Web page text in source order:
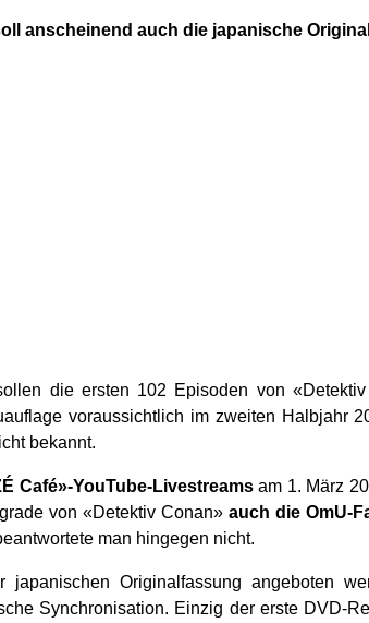
anscheinend auch die japanische
die ersten 102 Episoden von
voraussichtlich im zweiten Halbjahr
bekannt.
Café»-YouTube-Livestreamsam 1. März
von «Detektiv Conan» auch die OmU-
man hingegen nicht.
Originalfassung angeboten
Synchronisation. Einzig der erste DVD-